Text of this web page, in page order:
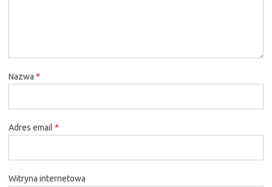
Nazwa *
Adres email *
Witryna internetowa